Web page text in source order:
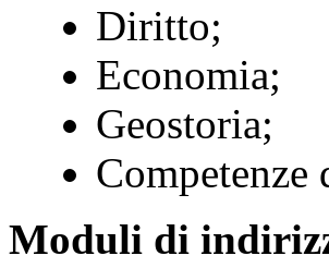
Diritto;
Economia;
Geostoria;
Moduli di